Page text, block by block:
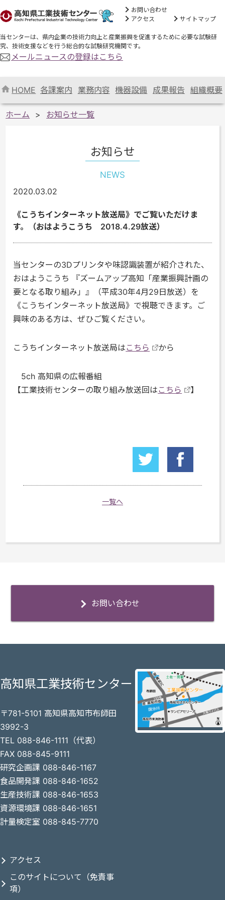
お問い合わせ
アクセス
サイトマップ
当センターは、県内企業の技術力向上と産業振興を促進するために必要な試験研
究、技術支援などを行う総合的な試験研究機関です。
メールニュースの登録はこちら
HOME 各課案内 業務内容 機器設備 成果報告 組織概要
ホーム お知らせ一覧
お知らせ
NEWS
2020.03.02
《こうちインターネット放送局》でご覧いただけま
す。（おはようこうち 2018.4.29放送）
当センターの3Dプリンタや味認識装置が紹介された、
おはようこうち 『ズームアップ高知「産業振興計画の
要となる取り組み」』（平成30年4月29日放送）を
《こうちインターネット放送局》で視聴できます。ご
興味のある方は、ぜひご覧ください。
こうちインターネット放送局は こちら から
5ch 高知県の広報番組
【工業技術センターの取り組み放送回は こちら 】
一覧へ
お問い合わせ
高知県工業技術センター
〒781-5101 高知県高知市布師田
3992-3
TEL 088-846-1111（代表）
FAX 088-845-9111
研究企画課 088-846-1167
食品開発課 088-846-1652
生産技術課 088-846-1653
資源環境課 088-846-1651
計量検定室 088-845-7770
アクセス
このサイトについて（免責事
項）